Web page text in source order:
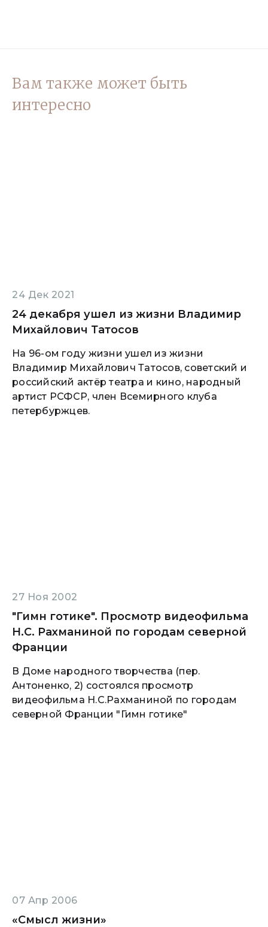
Вам также может быть
интересно
24 Дек 2021
24 декабря ушел из жизни Владимир
Михайлович Татосов
На 96-ом году жизни ушел из жизни
Владимир Михайлович Татосов, советский и
российский актёр театра и кино, народный
артист РСФСР, член Всемирного клуба
петербуржцев.
27 Ноя 2002
"Гимн готике". Просмотр видеофильма
Н.С. Рахманиной по городам северной
Франции
В Доме народного творчества (пер.
Антоненко, 2) состоялся просмотр
видеофильма Н.С.Рахманиной по городам
северной Франции "Гимн готике"
07 Апр 2006
«Смысл жизни»